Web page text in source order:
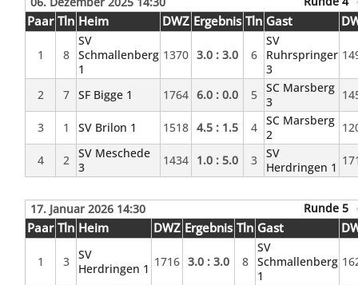
Paar Tln Heim DWZ Ergebnis Tln Gast
1 8
SV
Schmallenberg
1
1370 3.0 : 3.0 6
SV
Ruhrspringer
3
2 7 SF Bigge 1 1764 6.0 : 0.0 5 SC Marsberg
3
3 1 SV Brilon 1 1518 4.5 : 1.5 4 SC Marsberg
2
4 2 SV Meschede
3
1434 1.0 : 5.0 3 SV
Herdringen 1
17. Januar 2026 14:30 Runde 5
Paar Tln Heim DWZ Ergebnis Tln Gast
1 3 SV
Herdringen 1 1716 3.0 : 3.0 8
SV
Schmallenberg
1